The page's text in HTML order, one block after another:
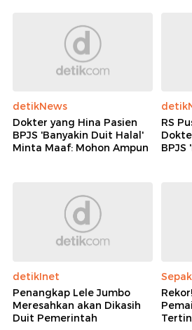
detikNews
Dokter yang Hina Pasien
BPJS 'Banyakin Duit Halal'
Minta Maaf: Mohon Ampun
RS
BPJS
detikInet
Penangkap Lele Jumbo
Meresahkan akan Dikasih
Duit Pemerintah